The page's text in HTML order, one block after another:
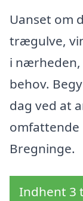
Uanset om
trægulve,
i nærheden,
behov.
dag ved at
Bregninge.
Indhent 3